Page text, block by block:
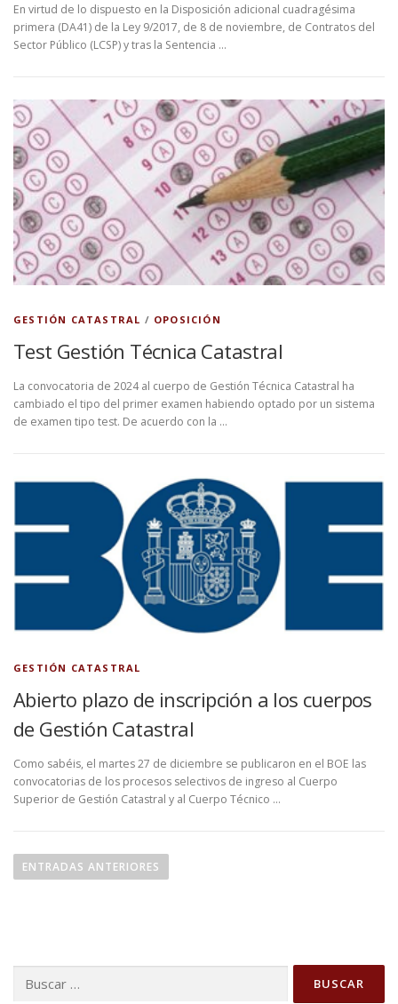
En virtud de lo dispuesto en la Disposición adicional cuadragésima
primera (DA41) de la Ley 9/2017, de 8 de noviembre, de Contratos del
Sector Público (LCSP) y tras la Sentencia …
GESTIÓN CATASTRAL / OPOSICIÓN
Test Gestión Técnica Catastral
La convocatoria de 2024 al cuerpo de Gestión Técnica Catastral ha
cambiado el tipo del primer examen habiendo optado por un sistema
de examen tipo test. De acuerdo con la …
GESTIÓN CATASTRAL
Abierto plazo de inscripción a los cuerpos
de Gestión Catastral
Como sabéis, el martes 27 de diciembre se publicaron en el BOE las
convocatorias de los procesos selectivos de ingreso al Cuerpo
Superior de Gestión Catastral y al Cuerpo Técnico …
aENTRADAS ANTERIORES